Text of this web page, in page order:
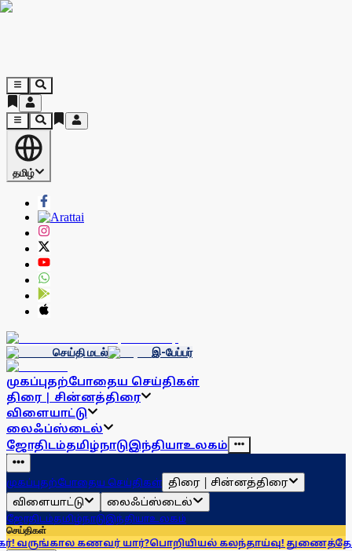
தமிழ்
செய்தி மடல் இ-பேப்பர்
முகப்புதற்போதைய செய்திகள்
திரை | சின்னத்திரை
விளையாட்டு
லைஃப்ஸ்டைல்
ஜோதிடம்தமிழ்நாடுஇந்தியாஉலகம்
முகப்புதற்போதைய செய்திகள் திரை | சின்னத்திரை
விளையாட்டு
லைஃப்ஸ்டைல்
ஜோதிடம்தமிழ்நாடுஇந்தியாஉலகம்
செய்திகள்
கணவர் யார்?பொறியியல் கலந்தாய்வு! துணைத்தோ்வு